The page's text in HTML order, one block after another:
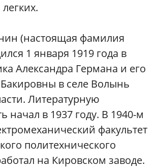
(настоящая фамилия
1 января 1919 года в
Александра Германа и его
в селе Волынь
Литературную
начал в 1937 году. В 1940-м
факультет
политехнического
на Кировском заводе.